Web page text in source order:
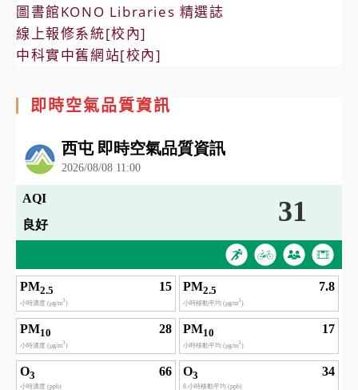
圖書館KONO Libraries 精選誌
線上報修系統[校內]
中科實中舊網站[校內]
即時空氣品質資訊